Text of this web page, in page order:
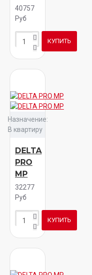
40757
Руб
КУПИТЬ
Назначение:
В квартиру
DELTA
PRO
MP
32277
Руб
КУПИТЬ